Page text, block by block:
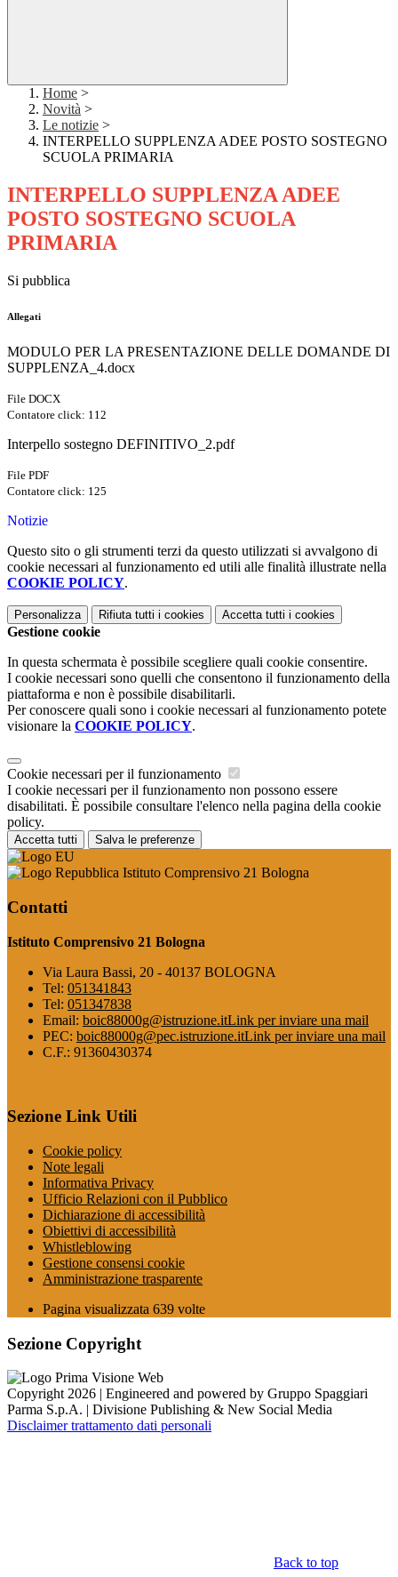
Home >
Novità >
Le notizie >
INTERPELLO SUPPLENZA ADEE POSTO SOSTEGNO
SCUOLA PRIMARIA
INTERPELLO SUPPLENZA ADEE
POSTO SOSTEGNO SCUOLA
PRIMARIA
Si pubblica
Allegati
MODULO PER LA PRESENTAZIONE DELLE DOMANDE DI
SUPPLENZA_4.docx
File DOCX
Contatore click: 112
Interpello sostegno DEFINITIVO_2.pdf
File PDF
Contatore click: 125
Notizie
Questo sito o gli strumenti terzi da questo utilizzati si avvalgono di
cookie necessari al funzionamento ed utili alle finalità illustrate nella
COOKIE POLICY.
Personalizza Rifiuta tutti i cookies Accetta tutti i cookies
Gestione cookie
In questa schermata è possibile scegliere quali cookie consentire.
I cookie necessari sono quelli che consentono il funzionamento della
piattaforma e non è possibile disabilitarli.
Per conoscere quali sono i cookie necessari al funzionamento potete
visionare la COOKIE POLICY.
Cookie necessari per il funzionamento
I cookie necessari per il funzionamento non possono essere
disabilitati. È possibile consultare l'elenco nella pagina della cookie
policy.
Accetta tutti Salva le preferenze
Istituto Comprensivo 21 Bologna
Contatti
Istituto Comprensivo 21 Bologna
Via Laura Bassi, 20 - 40137 BOLOGNA
Tel: 051341843
Tel: 051347838
Email: boic88000g@istruzione.itLink per inviare una mail
PEC: boic88000g@pec.istruzione.itLink per inviare una mail
C.F.: 91360430374
Sezione Link Utili
Cookie policy
Note legali
Informativa Privacy
Ufficio Relazioni con il Pubblico
Dichiarazione di accessibilità
Obiettivi di accessibilità
Whistleblowing
Gestione consensi cookie
Amministrazione trasparente
Pagina visualizzata 639 volte
Sezione Copyright
Copyright 2026 | Engineered and powered by Gruppo Spaggiari
Parma S.p.A. | Divisione Publishing & New Social Media
Disclaimer trattamento dati personali
Back to top